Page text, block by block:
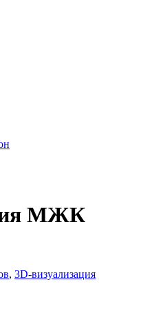
МЖК
, 3D-визуализация